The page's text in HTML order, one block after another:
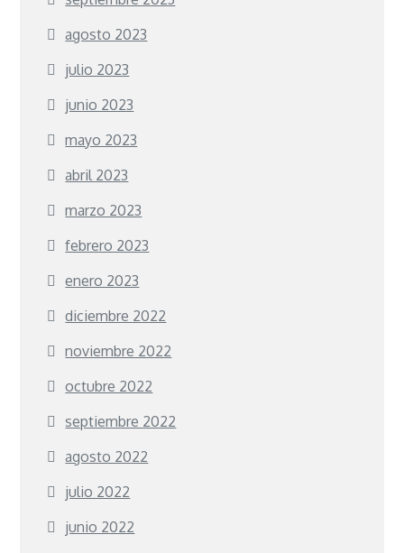
agosto 2023
julio 2023
junio 2023
mayo 2023
abril 2023
marzo 2023
febrero 2023
enero 2023
diciembre 2022
noviembre 2022
octubre 2022
septiembre 2022
agosto 2022
julio 2022
junio 2022